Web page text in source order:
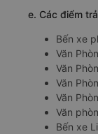
e. Các điểm
Bến xe
Văn
Văn
Văn
Văn
Văn
Bến xe